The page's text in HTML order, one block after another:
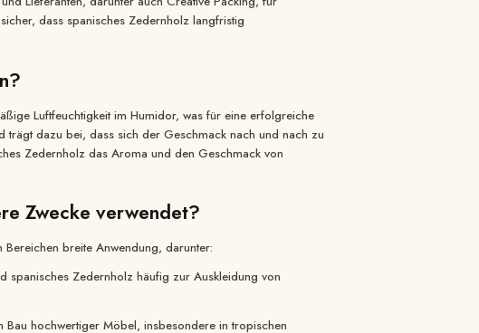
dass spanisches Zedernholz langfristig
Luftfeuchtigkeit im Humidor, was für eine erfolgreiche
trägt dazu bei, dass sich der Geschmack nach und nach zu
Zedernholz das Aroma und den Geschmack von
Zwecke verwendet?
breite Anwendung, darunter:
spanisches Zedernholz häufig zur Auskleidung von
hochwertiger Möbel, insbesondere in tropischen